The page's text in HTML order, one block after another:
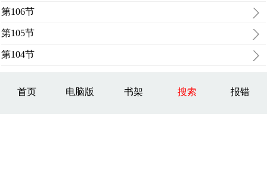
第106节
第105节
第104节
首页 电脑版 书架 搜索 报错